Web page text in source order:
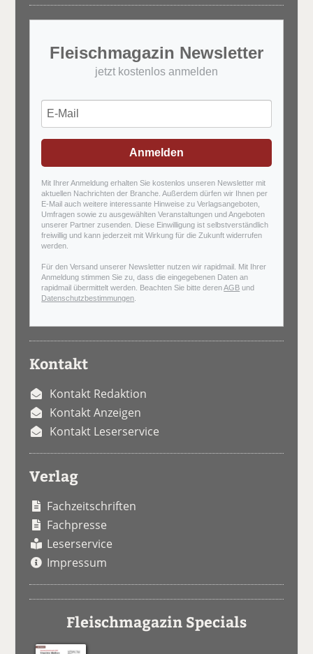
Fleischmagazin Newsletter
jetzt kostenlos anmelden
Anmelden
Mit Ihrer Anmeldung erhalten Sie kostenlos unseren Newsletter mit
aktuellen Nachrichten der Branche. Außerdem dürfen wir Ihnen per
E-Mail auch weitere interessante Hinweise zu Verlagsangeboten,
Umfragen sowie zu ausgewählten Veranstaltungen und Angeboten
unserer Partner zusenden. Diese Einwilligung ist selbstverständlich
freiwillig und kann jederzeit mit Wirkung für die Zukunft widerrufen
werden.
Für den Versand unserer Newsletter nutzen wir rapidmail. Mit Ihrer
Anmeldung stimmen Sie zu, dass die eingegebenen Daten an
rapidmail übermittelt werden. Beachten Sie bitte derenAGB und
Datenschutzbestimmungen
Kontakt
Kontakt Redaktion
Kontakt Anzeigen
Kontakt Leserservice
Verlag
Fachzeitschriften
Fachpresse
Leserservice
Impressum
Fleischmagazin Specials